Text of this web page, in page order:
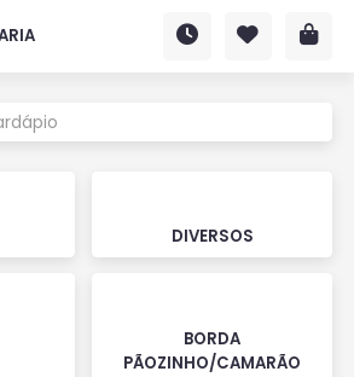
DIVERSOS
BORDA
PÃOZINHO/CAMARÃO